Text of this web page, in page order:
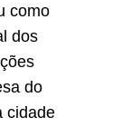
como
dos
do
cidade